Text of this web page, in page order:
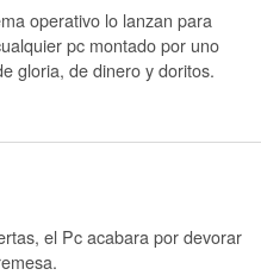
operativo lo lanzan para
pc montado por uno
gloria, de dinero y doritos.
el Pc acabara por devorar